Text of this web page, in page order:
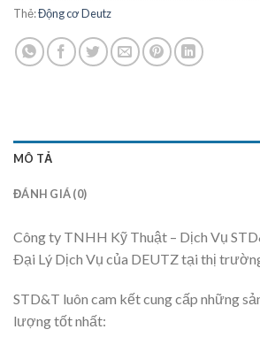
Thẻ:Động cơ Deutz
MÔ TẢ
ĐÁNH GIÁ (0)
Công ty TNHH Kỹ Thuật – Dịch Vụ
Ðại Lý Dịch Vụ của DEUTZ tại thị
STD&T luôn cam kết cung cấp những
lượng tốt nhất: